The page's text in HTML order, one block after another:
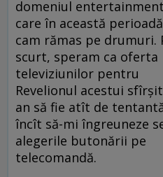
domeniul
care în această
cam rămas pe drumuri.
scurt, speram ca oferta
televiziunilor pentru
Revelionul acestui
an să fie atît de
încît să-mi îngreuneze
alegerile butonării pe
telecomandă.